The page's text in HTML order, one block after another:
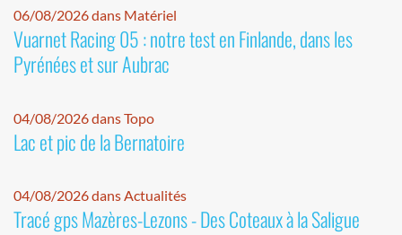
06/08/2026 dans Matériel
Vuarnet Racing 05 : notre test en Finlande, dans les
Pyrénées et sur Aubrac
04/08/2026 dans Topo
Lac et pic de la Bernatoire
04/08/2026 dans Actualités
Tracé gps Mazères-Lezons - Des Coteaux à la Saligue